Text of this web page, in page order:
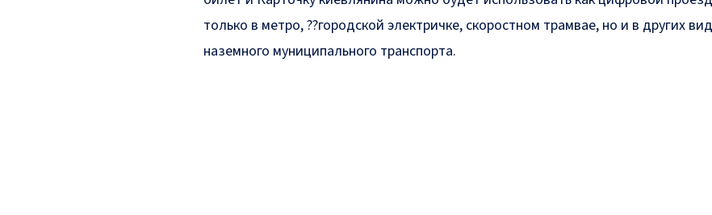
только в метро, ??городской электричке, скоростном трамвае, но и в других
наземного муниципального транспорта.